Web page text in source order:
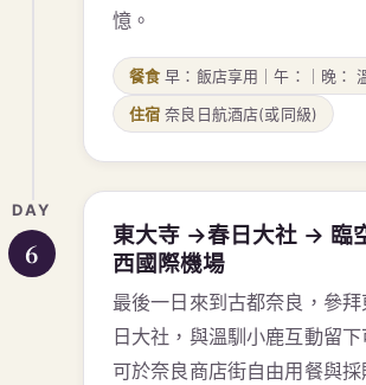
憶。
餐食 早：飯店享用｜午：｜晚：
住宿 奈良日航酒店(或同級)
DAY
6
東大寺 →春日大社 → 臨
西國際機場
最後一日來到古都奈良，參
日大社，與溫馴小鹿互動留
可於奈良商店街自由用餐與